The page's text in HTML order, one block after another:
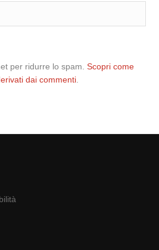
per ridurre lo spam.Scopri come
dai commenti